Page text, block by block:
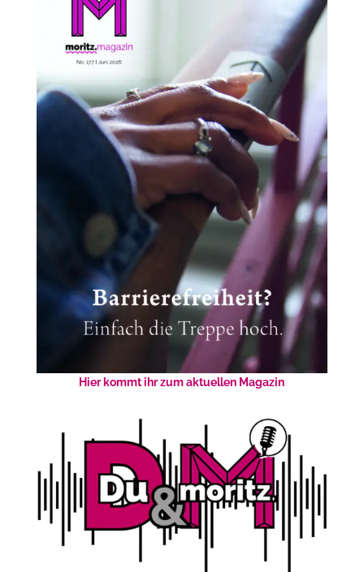
Hier kommt ihr zum aktuellen Magazin